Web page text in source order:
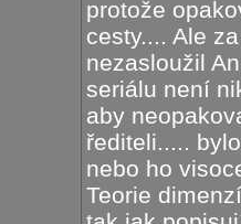
protože
cesty.... Ale
nezasloužil
seriálu není
aby
řediteli.....
nebo ho
Teorie